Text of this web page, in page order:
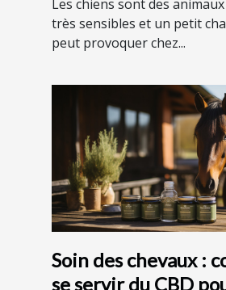
Les chiens sont des
très sensibles et un petit
peut provoquer chez...
Soin des chevaux :
se servir du CBD